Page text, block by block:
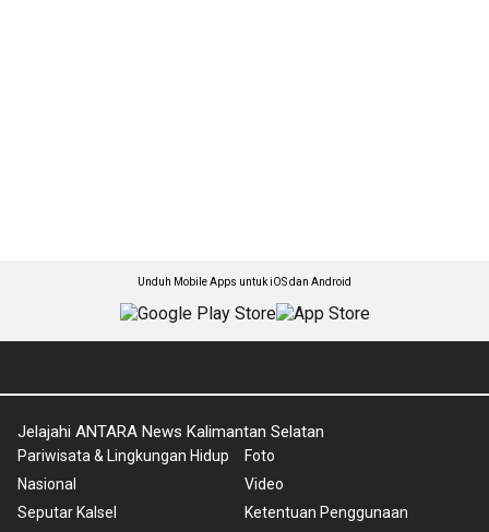
Unduh Mobile Apps untuk iOS dan Android
Jelajahi ANTARA News Kalimantan Selatan
Pariwisata & Lingkungan Hidup
Nasional
Seputar Kalsel
Foto
Video
Ketentuan Penggunaan